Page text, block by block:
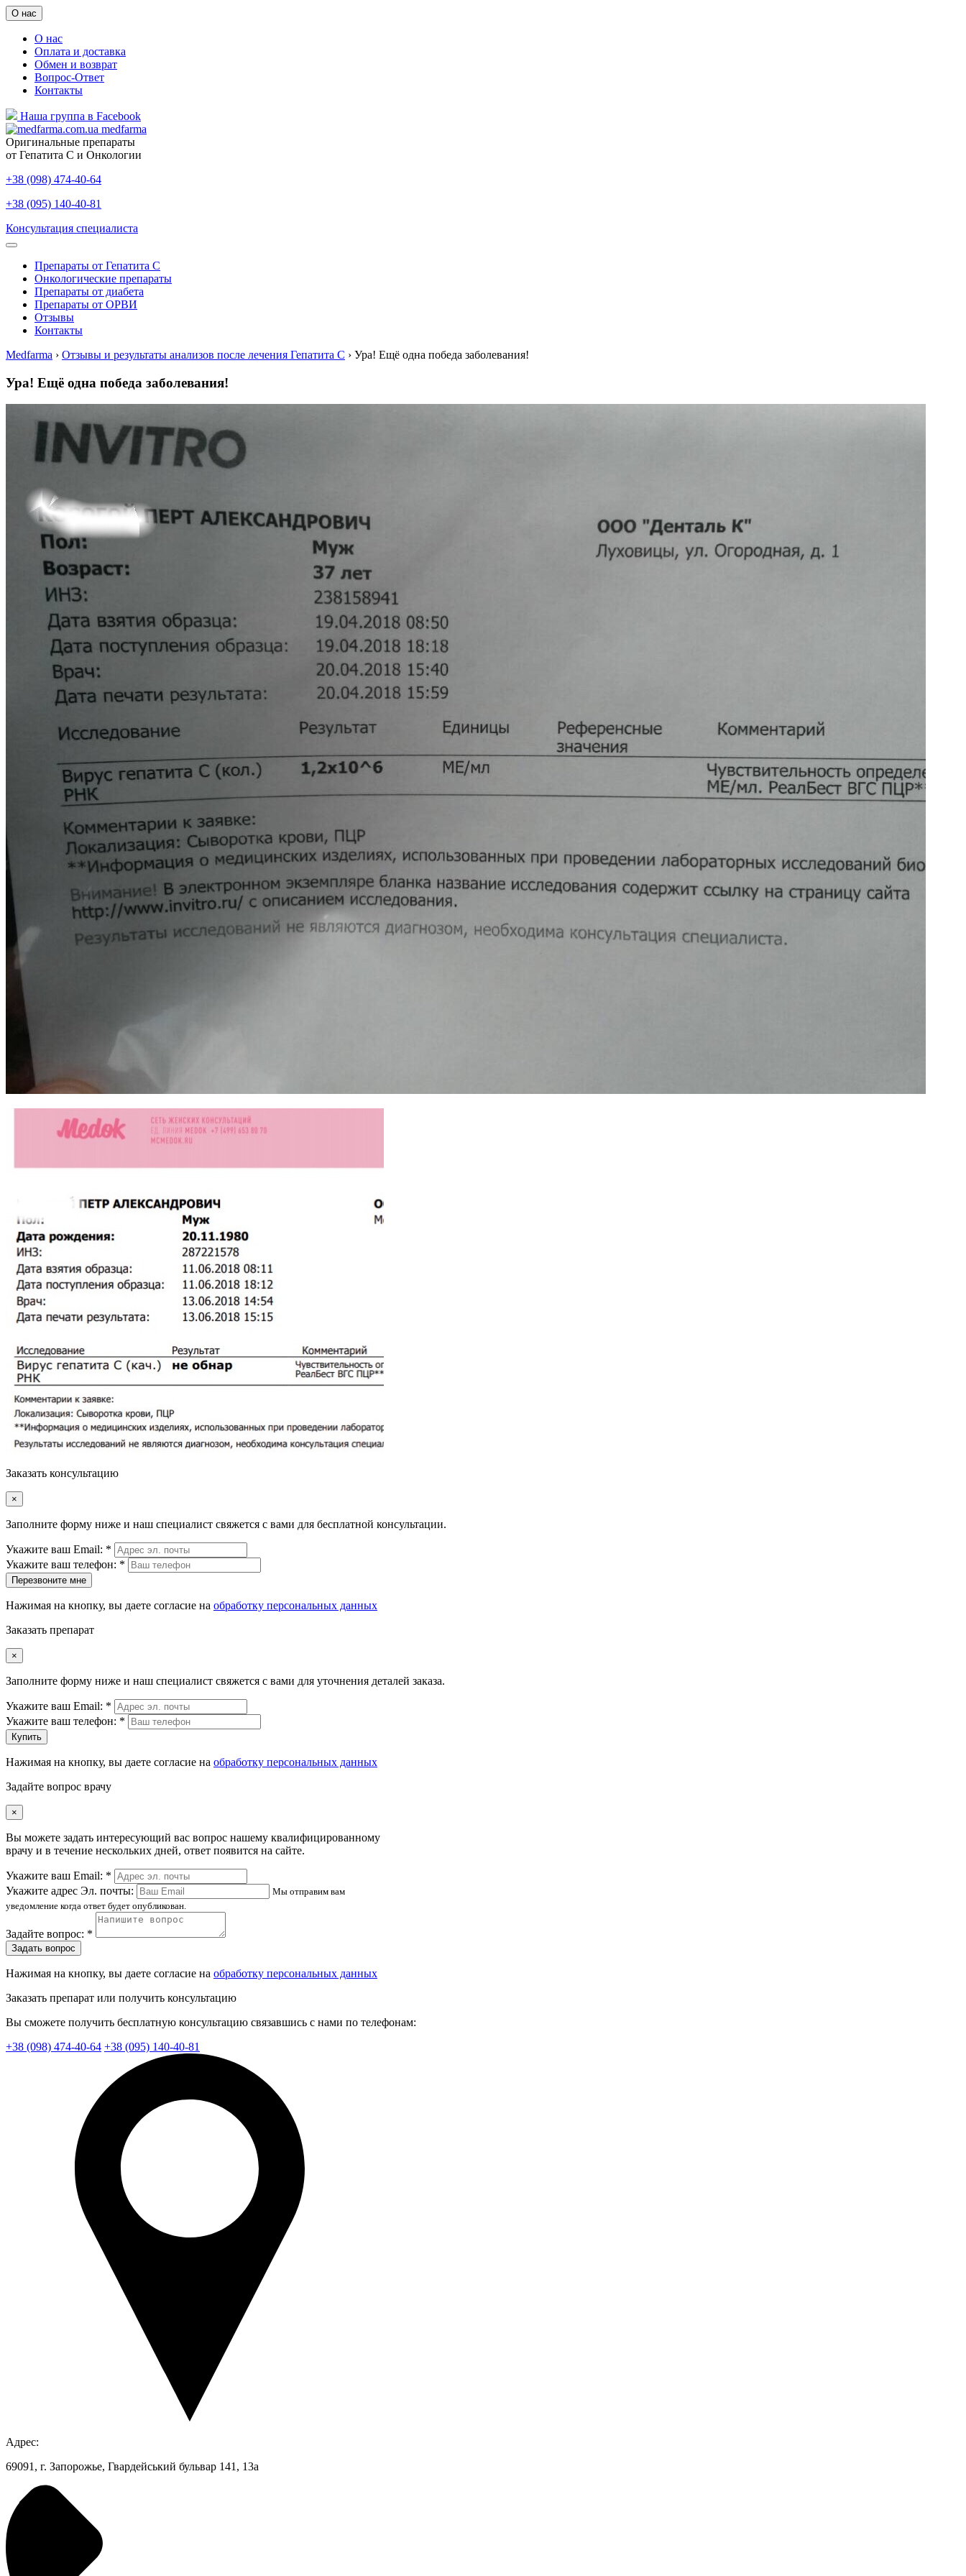
О нас
О нас
Оплата и доставка
Обмен и возврат
Вопрос-Ответ
Контакты
Наша группа в Facebook
medfarma
Оригинальные препараты
от Гепатита С и Онкологии
+38 (098) 474-40-64
+38 (095) 140-40-81
Консультация специалиста
Препараты от Гепатита С
Онкологические препараты
Препараты от диабета
Препараты от ОРВИ
Отзывы
Контакты
Medfarma › Отзывы и результаты анализов после лечения Гепатита С › Ура! Ещё одна победа заболевания!
Ура! Ещё одна победа заболевания!
Заказать консультацию
×
Заполните форму ниже и наш специалист свяжется с вами для бесплатной консультации.
Укажите ваш Email: *
Укажите ваш телефон: *
Перезвоните мне
Нажимая на кнопку, вы даете согласие на обработку персональных данных
Заказать препарат
×
Заполните форму ниже и наш специалист свяжется с вами для уточнения деталей заказа.
Укажите ваш Email: *
Укажите ваш телефон: *
Купить
Нажимая на кнопку, вы даете согласие на обработку персональных данных
Задайте вопрос врачу
×
Вы можете задать интересующий вас вопрос нашему квалифицированному
врачу и в течение нескольких дней, ответ появится на сайте.
Укажите ваш Email: *
Укажите адрес Эл. почты:
Мы отправим вам
уведомление когда ответ будет опубликован.
Задайте вопрос: *
Задать вопрос
Нажимая на кнопку, вы даете согласие на обработку персональных данных
Заказать препарат или получить консультацию
Вы сможете получить бесплатную консультацию связавшись с нами по телефонам:
+38 (098) 474-40-64 +38 (095) 140-40-81
Адрес:
69091, г. Запорожье, Гвардейський бульвар 141, 13а